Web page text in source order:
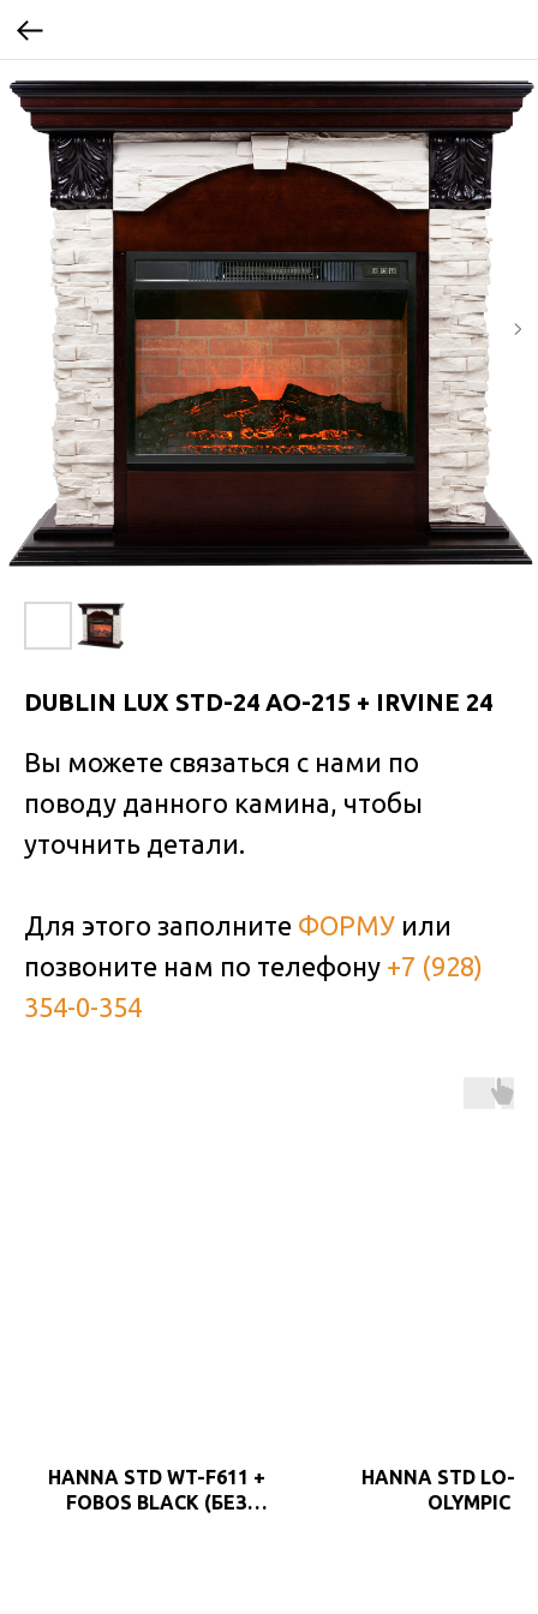
DUBLIN LUX STD-24 AO-215 + IRVINE 24
Вы можете связаться с нами по
поводу данного камина, чтобы
уточнить детали.
Для этого заполните ФОРМУ или
позвоните нам по телефону +7 (928)
354-0-354
HANNA STD WT-F611 +
FOBOS BLACK (БЕЗ
HANNA STD LO-
OLYMPIC